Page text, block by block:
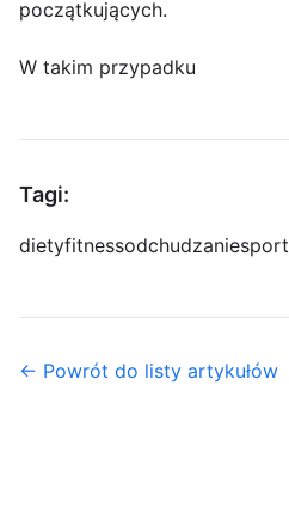
początkujących.
W takim przypadku
Tagi:
dietyfitnessodchudzaniesport
← Powrót do listy artykułów